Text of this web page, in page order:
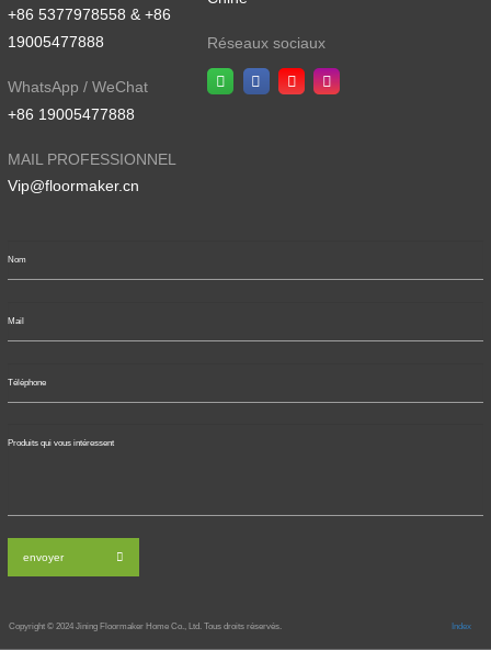
+86 5377978558 & +86
19005477888
WhatsApp / WeChat
+86 19005477888
MAIL PROFESSIONNEL
Vip@floormaker.cn
Réseaux sociaux
envoyer
Copyright © 2024 Jining Floormaker Home Co., Ltd. Tous droits réservés. Index